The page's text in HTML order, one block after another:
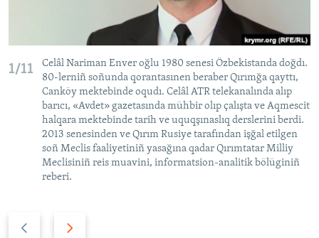
1/11
Celâl Nariman Enver oğlu 1980 senesi Özbekistanda doğdı.
80-lerniñ soñunda qorantasınen beraber Qırımğa qayttı,
Canköy mektebinde oqudı. Celâl ATR telekanalında alıp
barıcı, «Avdet» gazetasında mühbir olıp çalışta ve Aqmescit
halqara mektebinde tarih ve uquqşınaslıq derslerini berdi.
2013 senesinden ve Qırım Rusiye tarafından işğal etilgen
soñ Meclis faaliyetiniñ yasağına qadar Qırımtatar Milliy
Meclisiniñ reis muavini, informatsion-analitik bölüginiñ
reberi.